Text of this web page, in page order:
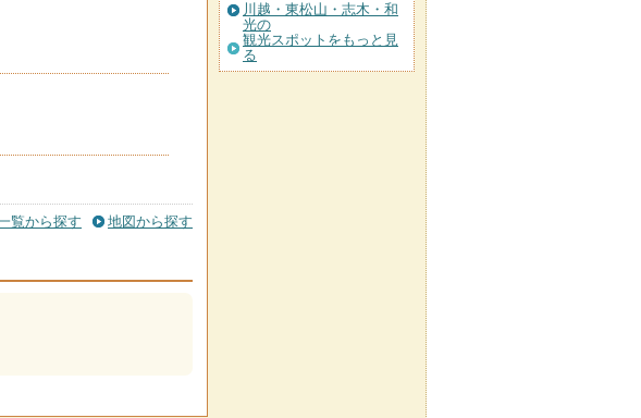
覧から探す 地図から探す
川越・東松山・志木・和
光の
観光スポットをもっと見
る